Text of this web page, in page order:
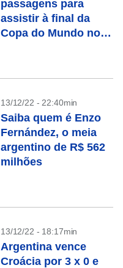
passagens para
assistir à final da
Copa do Mundo no
13/12/22 - 22:40min
Saiba quem é Enzo
Fernández, o meia
argentino de R$ 562
milhões
13/12/22 - 18:17min
Argentina vence
Croácia por 3 x 0 e